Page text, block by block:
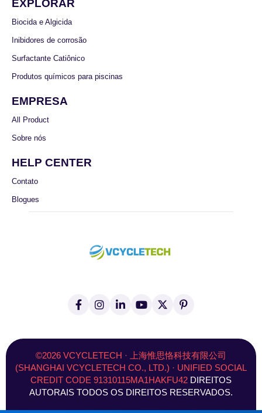
EXPLORAR
Biocida e Algicida
Inibidores de corrosão
Surfactante Catiônico
Produtos químicos para piscinas
EMPRESA
All Product
Sobre nós
HELP CENTER
Contato
Blogues
F
a
b
o
o
k
-
f
I
n
a
g
r
a
m
i
e
d
I
n
Y
o
u
b
e
X
(
i
t
t
e
r
)
P
i
e
r
e
s
t
©2026 VCYCLETECH · 上海惟思恪科技有限公司
(SHANGHAI VCYCLETECH CO., LTD.) · UNIFIED SOCIAL
CREDIT CODE 91310115MA1HAKFU42 DIREITOS
AUTORAIS TODOS OS DIREITOS RESERVADOS.